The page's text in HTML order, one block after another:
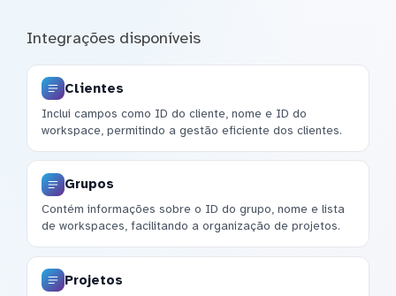
Integrações disponíveis
Clientes
Inclui campos como ID do cliente, nome e ID do
workspace, permitindo a gestão eficiente dos clientes.
Grupos
Contém informações sobre o ID do grupo, nome e lista
de workspaces, facilitando a organização de projetos.
Projetos